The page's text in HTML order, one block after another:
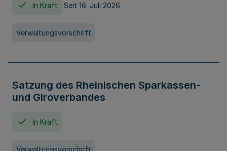
In Kraft Seit 16. Juli 2026
Verwaltungsvorschrift
Satzung des Rheinischen Sparkassen-
und Giroverbandes
In Kraft
Verwaltungsvorschrift